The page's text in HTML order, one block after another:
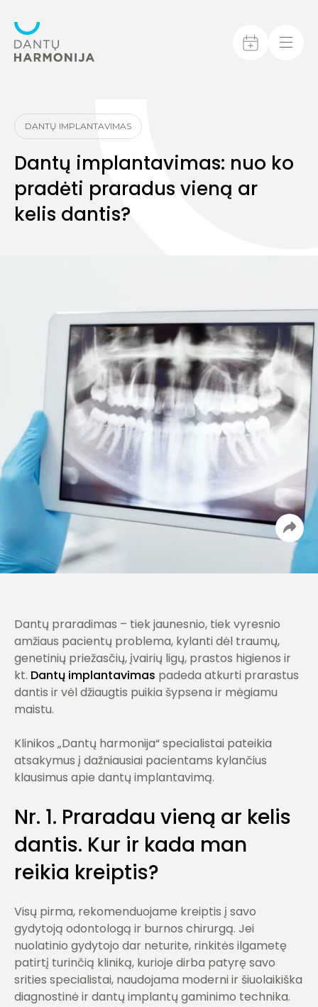
DANTŲ IMPLANTAVIMAS
Dantų implantavimas: nuo ko
pradėti praradus vieną ar
kelis dantis?
Dantų praradimas – tiek jaunesnio, tiek vyresnio
amžiaus pacientų problema, kylanti dėl traumų,
genetinių priežasčių, įvairių ligų, prastos higienos ir
kt. Dantų implantavimas padeda atkurti prarastus
dantis ir vėl džiaugtis puikia šypsena ir mėgiamu
maistu.
Klinikos „Dantų harmonija“ specialistai pateikia
atsakymus į dažniausiai pacientams kylančius
klausimus apie dantų implantavimą.
Nr. 1. Praradau vieną ar kelis
dantis. Kur ir kada man
reikia kreiptis?
Visų pirma, rekomenduojame kreiptis į savo
gydytoją odontologą ir burnos chirurgą. Jei
nuolatinio gydytojo dar neturite, rinkitės ilgametę
patirtį turinčią kliniką, kurioje dirba patyrę savo
srities specialistai, naudojama moderni ir šiuolaikiška
diagnostinė ir dantų implantų gaminimo technika.